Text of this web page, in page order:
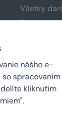
nášho e-
so spracovaním
kliknutím
Všetky
Darčeky
Darčeky
Darčeky
Debna pre
Debna pre